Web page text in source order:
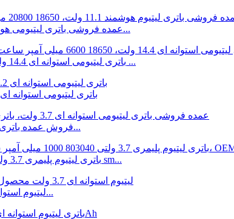
عمده فروشی باتری لیتیومی هوشمند 11.1 ولتی 18650 20800 میلی آمپر...
باتری لیتیومی استوانه ای 14.4 ولت، 18650 6600 میلی آمپر ساعت، برای ...
باتری لیتیومی استوانه ای 7.2 ولت، 21700 9600 میلی آمپر ساعت
فروش عمده باتری لیتیومی استوانه ای 3.7 ولت 18650 780...
باتری لیتیوم پلیمری 3.7 ولتی 803040 1000 میلی آمپر ساعتی برای sm...
لیتیوم استوانه ای 3.7 ولت محصول نهایی 18500 190...